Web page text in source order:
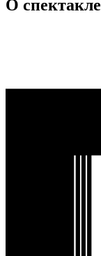
О спектакле